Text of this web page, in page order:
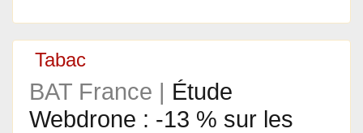
Tabac
BAT France | Étude
Webdrone : -13 % sur les